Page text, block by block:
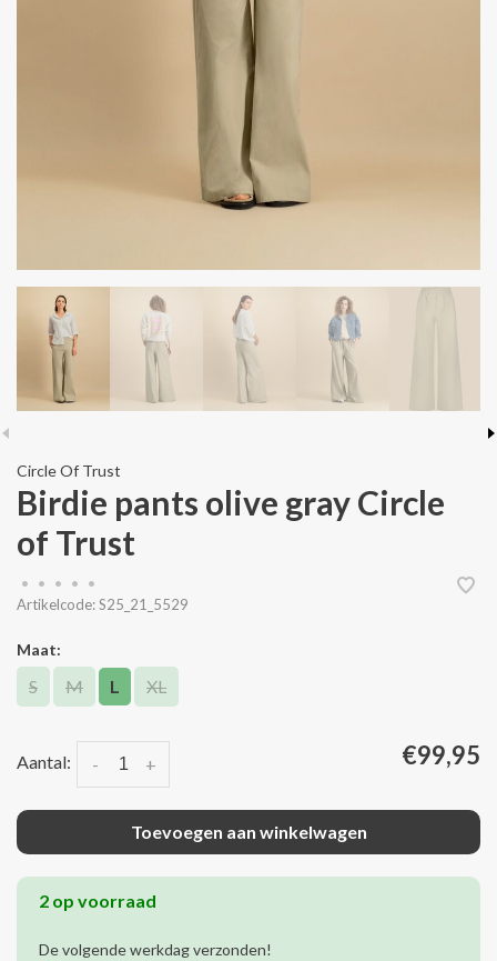
Circle Of Trust
Birdie pants olive gray Circle
of Trust
• • • •
•
Artikelcode:S25_21_5529
Maat:
S M L XL
Aantal: +
- €99,95
Toevoegen aan winkelwagen
2 op voorraad
De volgende werkdag verzonden!